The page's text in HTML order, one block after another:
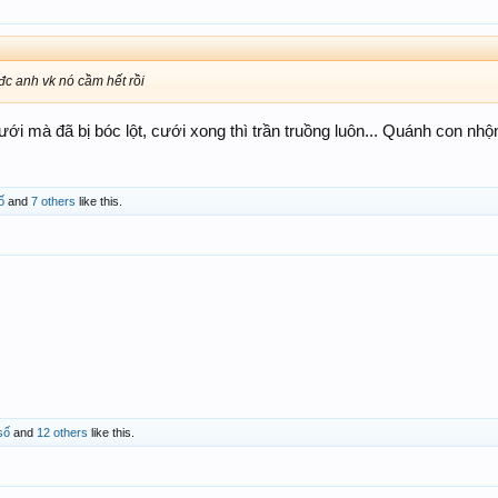
anh vk nó cầm hết rồi
mà đã bị bóc lột, cưới xong thì trần truồng luôn... Quánh con
and 7 others like this.
and 12 others like this.